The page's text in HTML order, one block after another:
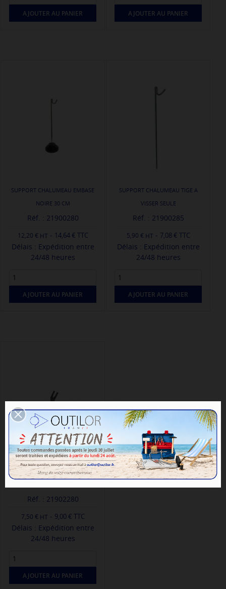
AJOUTER AU PANIER AJOUTER AU PANIER
SUPPORT CHALUMEAU EMBASE
NOIRE 30 CM
Réf. : 21900280
12,20 € - 14,64 € TTC
Délais : Expédition entre
24/48 heures
AJOUTER AU PANIER
SUPPORT CHALUMEAU TIGE A
VISSER SEULE
Réf. : 21900285
5,90 € - 7,08 € TTC
Délais : Expédition entre
24/48 heures
AJOUTER AU PANIER
SUPPORT CHALUMEAU A VISSER
Réf. : 21902280
7,50 € - 9,00 € TTC
Délais : Expédition entre
24/48 heures
AJOUTER AU PANIER